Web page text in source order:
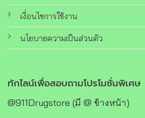
เงื่อนไขการใช้งาน
นโยบายความเป็นส่วนตัว
ทักไลน์เพื่อสอบถามโปรโมชั่นพิเศษ
@911Drugstore (มี @ ข้างหน้า)